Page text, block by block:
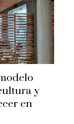
y
en